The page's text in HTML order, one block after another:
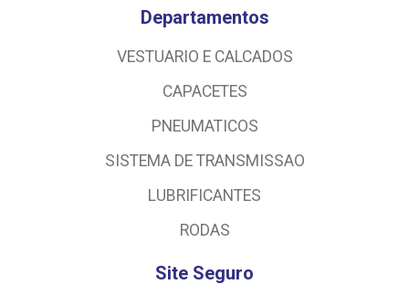
Departamentos
VESTUARIO E CALCADOS
CAPACETES
PNEUMATICOS
SISTEMA DE TRANSMISSAO
LUBRIFICANTES
RODAS
Site Seguro